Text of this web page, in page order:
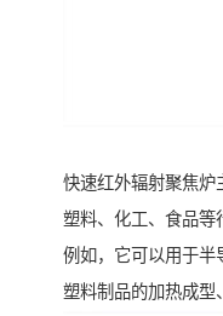
快速红外辐射聚焦炉
塑料、化工、食品等
例如，它可以用于半
塑料制品的加热成型